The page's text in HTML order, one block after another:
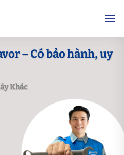
– Có bảo hành, uy
Khác